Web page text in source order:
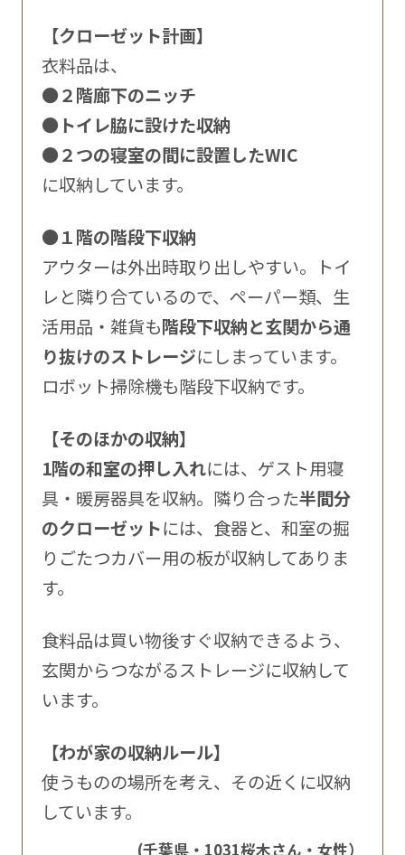
【クローゼット計画】
衣料品は、
●２階廊下のニッチ
●トイレ脇に設けた収納
●２つの寝室の間に設置したWIC
に収納しています。
●１階の階段下収納
アウターは外出時取り出しやすい。トイ
レと隣り合ているので、ペーパー類、生
活用品・雑貨も階段下収納と玄関から通
り抜けのストレージにしまっています。
ロボット掃除機も階段下収納です。
【そのほかの収納】
1階の和室の押し入れには、ゲスト用寝
具・暖房器具を収納。隣り合った半間分
のクローゼットには、食器と、和室の掘
りごたつカバー用の板が収納してありま
す。
食料品は買い物後すぐ収納できるよう、
玄関からつながるストレージに収納して
います。
【わが家の収納ルール】
使うものの場所を考え、その近くに収納
しています。
(千葉県・1031桜木さん・女性）